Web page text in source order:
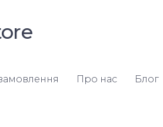
Про нас Блог